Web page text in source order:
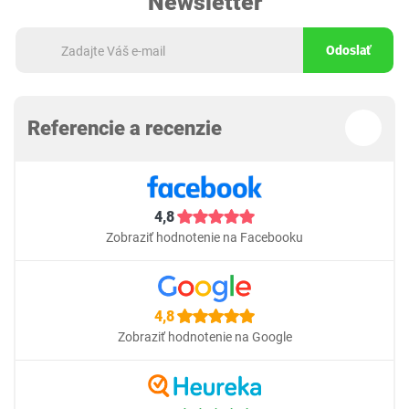
Odoslať
Referencie a recenzie
4,8
Zobraziť hodnotenie na Facebooku
4,8
Zobraziť hodnotenie na Google